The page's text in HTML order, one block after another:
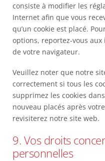
consiste à modifier les
Internet afin que vous
qu’un cookie est placé.
options, reportez-vous
de votre navigateur.
Veuillez noter que notre
correctement si tous les
supprimez les cookies
nouveau placés après
revisiterez notre site web.
9. Vos droits
personnelles